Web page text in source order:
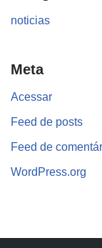
noticias
Meta
Acessar
Feed de posts
Feed de
WordPress.org